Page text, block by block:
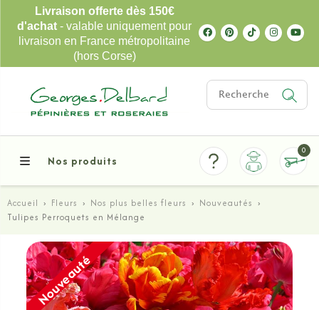
Livraison offerte dès 150€
d'achat - valable uniquement pour
livraison en France métropolitaine
(hors Corse)
Nos produits
0
Accueil › Fleurs › Nos plus belles fleurs › Nouveautés ›
Tulipes Perroquets en Mélange
Nouveauté